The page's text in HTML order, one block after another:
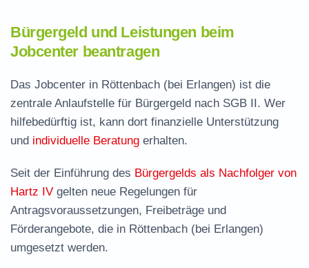
Bürgergeld und Leistungen beim
Jobcenter beantragen
Das Jobcenter in Röttenbach (bei Erlangen) ist die
zentrale Anlaufstelle für Bürgergeld nach SGB II. Wer
hilfebedürftig ist, kann dort finanzielle Unterstützung
und individuelle Beratung erhalten.
Seit der Einführung des Bürgergelds als Nachfolger von
Hartz IV gelten neue Regelungen für
Antragsvoraussetzungen, Freibeträge und
Förderangebote, die in Röttenbach (bei Erlangen)
umgesetzt werden.